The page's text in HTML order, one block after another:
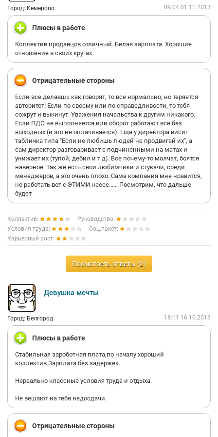
когда-либо видел по устройству на работу.
Итак.
Приехал к 16:00 в Марино со всем пакетом документов,
который мне сказали взять, показали куда идти. Хуйсней тут
вроде бы все по плану. Подхожу к какой-то бабе, говорю что я
по поводу работы.
После пары вопросов кем я пришел устраиваться, она мне
тыкает пальцем на стойку с анкетой, и говорит "заполняй".
Удивлению моему не было придела, господа.
Итог: я приехал к 16:00 что бы заполнить анкету, в которой
паспорт и военный билет мне понадобились для того, что бы
я поставил в ней галочки, что они у меня есть в
соответствующем поле. Получается что я просто вывел свои
документы на вечернюю прогулку, дескать дыхнуть свежим
воздухом.
Я более чем уверен, что эта бумажка будет там месяц
валяться. А если ее вытащат, то лишь для того что бы
выкинуть.
Вывод: плохая работа отдела персонала.
Город: Кемерово 09:04 01.11.2013
Плюсы в работе
Коллектив продавцов отличный. Белая зарплата. Хорошие
отношение в своих кругах.
Отрицательные стороны
Если все делаешь как говорят, то все нормально, но теряется
авторитет! Если по своему или по справедливости, то тебя
сожрут и выкинут. Уважения начальства к другим никакого.
Если ПДО не выполняется или оборот работают все без
выходных (и это не оплачивается). Еще у директора висит
табличка типа "Если не любишь людей не продвигай их", а
сам директор разговаривает с подчиненными на матах и
унижает их (тупой, дебил и т д). Все почему-то молчат, боятся
наверное. Так же есть свои любимчики и стукачи, среди
менеджеров, а это очень плохо. Сама компания мне нравится,
но работать вот с ЭТИМИ нееее...... Посмотрим, что дальше
будет
Коллектив:
Руководство:
Условия труда:
Соц.пакет:
Карьерный рост:
Посмотреть ответы (2)
Девушка мечты
Город: Белгород 18:11 16.10.2013
Плюсы в работе
Стабильная зароботная плата,по началу хороший
коллектив.Зарплата без задержек.
Нереально классные условия труда и отдыха.
Не вешают на тебя недосдачи.
Отрицательные стороны